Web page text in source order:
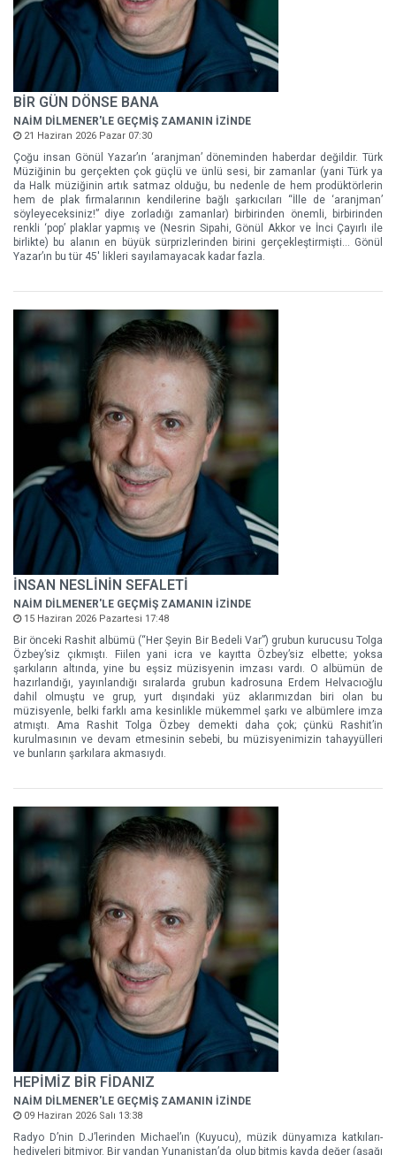
BİR GÜN DÖNSE BANA
NAİM DİLMENER'LE GEÇMİŞ ZAMANIN İZİNDE
21 Haziran 2026 Pazar 07:30
Çoğu insan Gönül Yazar’ın ‘aranjman’ döneminden haberdar değildir. Türk
Müziğinin bu gerçekten çok güçlü ve ünlü sesi, bir zamanlar (yani Türk ya
da Halk müziğinin artık satmaz olduğu, bu nedenle de hem prodüktörlerin
hem de plak firmalarının kendilerine bağlı şarkıcıları “İlle de ‘aranjman’
söyleyeceksiniz!” diye zorladığı zamanlar) birbirinden önemli, birbirinden
renkli ‘pop’ plaklar yapmış ve (Nesrin Sipahi, Gönül Akkor ve İnci Çayırlı ile
birlikte) bu alanın en büyük sürprizlerinden birini gerçekleştirmişti… Gönül
Yazar’ın bu tür 45' likleri sayılamayacak kadar fazla.
İNSAN NESLİNİN SEFALETİ
NAİM DİLMENER'LE GEÇMİŞ ZAMANIN İZİNDE
15 Haziran 2026 Pazartesi 17:48
Bir önceki Rashit albümü (“Her Şeyin Bir Bedeli Var”) grubun kurucusu Tolga
Özbey’siz çıkmıştı. Fiilen yani icra ve kayıtta Özbey’siz elbette; yoksa
şarkıların altında, yine bu eşsiz müzisyenin imzası vardı. O albümün de
hazırlandığı, yayınlandığı sıralarda grubun kadrosuna Erdem Helvacıoğlu
dahil olmuştu ve grup, yurt dışındaki yüz aklarımızdan biri olan bu
müzisyenle, belki farklı ama kesinlikle mükemmel şarkı ve albümlere imza
atmıştı. Ama Rashit Tolga Özbey demekti daha çok; çünkü Rashit’in
kurulmasının ve devam etmesinin sebebi, bu müzisyenimizin tahayyülleri
ve bunların şarkılara akmasıydı.
HEPİMİZ BİR FİDANIZ
NAİM DİLMENER'LE GEÇMİŞ ZAMANIN İZİNDE
09 Haziran 2026 Salı 13:38
Radyo D’nin D.J’lerinden Michael’ın (Kuyucu), müzik dünyamıza katkıları-
hediyeleri bitmiyor. Bir yandan Yunanistan’da olup bitmiş kayda değer (aşağı